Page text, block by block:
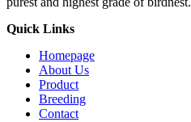
Quick Links
Homepage
About Us
Product
Breeding
Contact